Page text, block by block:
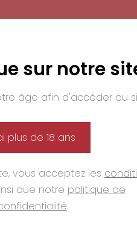
sur notre
âge afin d'accéder au
plus de 18 ans
vous acceptez les
que notre politique de
.
Espale
19h00